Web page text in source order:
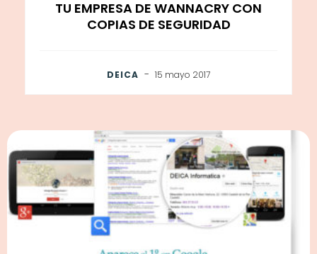
TU EMPRESA DE WANNACRY CON
COPIAS DE SEGURIDAD
DEICA - 15 mayo 2017